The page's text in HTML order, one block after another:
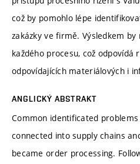
což by pomohlo lépe
zakázky ve firmě. Výsledkem
každého procesu, což odpovídá
odpovídajících materiálových i
ANGLICKÝ ABSTRAKT
Common identificated
connected into supply chains
became order processing.